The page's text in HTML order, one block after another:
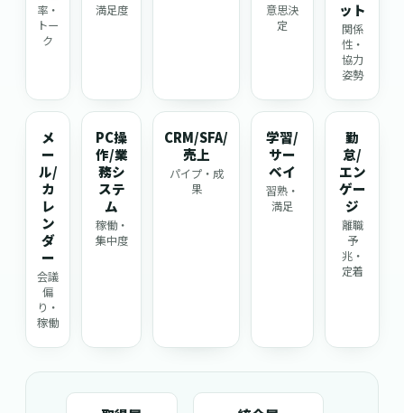
率・
トー
ク
満足度
意思決
定
ット
関係
性・
協力
姿勢
メ
ー
ル/
カ
レ
ン
ダ
ー
会議
偏
り・
稼働
PC操
作/業
務シ
ステ
ム
稼働・
集中度
CRM/SFA/
売上
パイプ・成
果
学習/
サー
ベイ
習熟・
満足
勤
怠/
エン
ゲー
ジ
離職
予
兆・
定着